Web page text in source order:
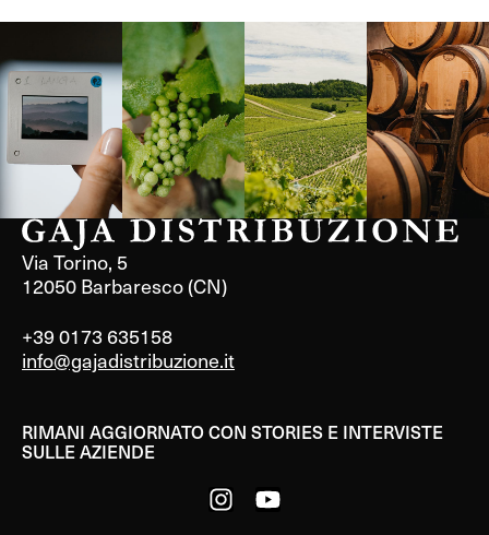
Borgogna,
Francia
Borgogna,
Francia
Instagram
Via Torino, 5
12050 Barbaresco (CN)
+39 0173 635158
info@gajadistribuzione.it
RIMANI AGGIORNATO CON STORIES E INTERVISTE
SULLE AZIENDE